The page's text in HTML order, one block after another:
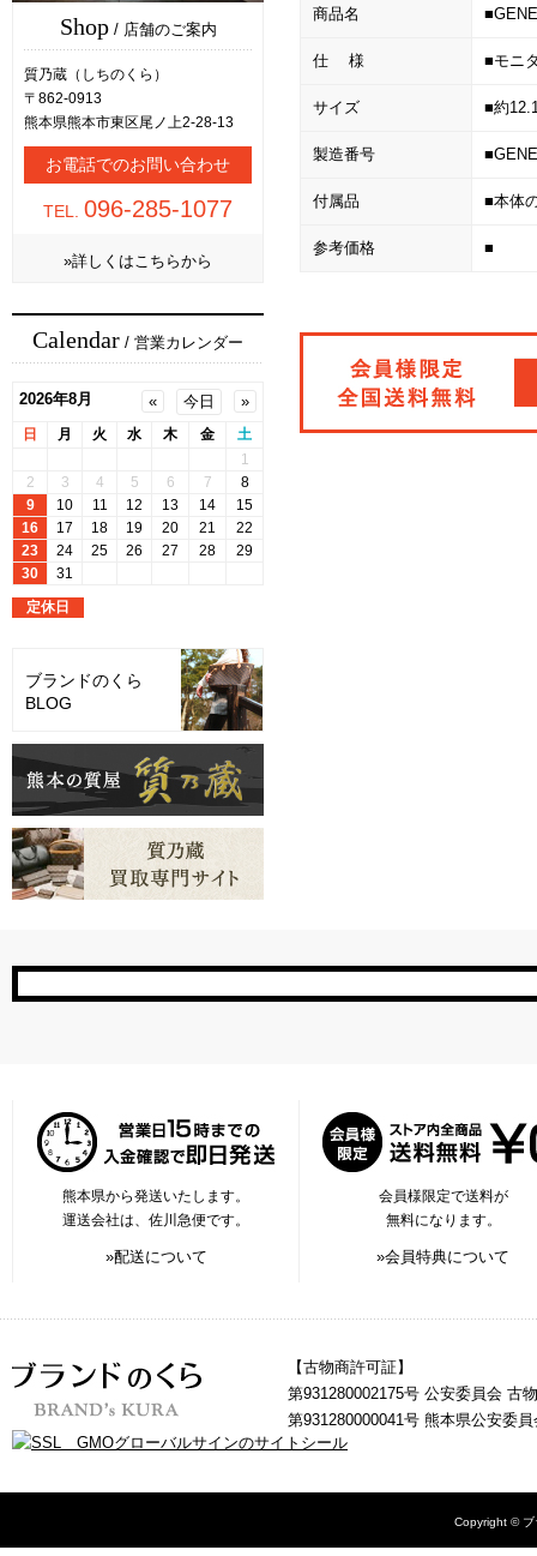
Shop/ 店舗のご案内
質乃蔵（しちのくら）
〒862-0913
熊本県熊本市東区尾ノ上2-28-13
お電話でのお問い合わせ
TEL. 096-285-1077
»詳しくはこちらから
Calendar / 営業カレンダー
ブランドのくら
BLOG
商品名
仕 様 ■モニ
サイズ ■約
製造番号
付属品 ■本体
参考価格 ■
熊本県から発送いたします。
運送会社は、佐川急便です。
»配送について
会員様限定で送料が
無料になります。
»会員特典について
【古物商許可証】
第931280002175号 公安委員会 古
第931280000041号 熊本県公安委
Copyright © ブ